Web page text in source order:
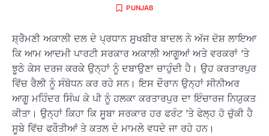
PUNJAB
ਸ਼੍ਰੋੋਮਣੀ ਅਕਾਲੀ ਦਲ ਦੇ ਪ੍ਰਧਾਨ ਸੁੁਖਬੀਰ ਬਾਦਲ ਨੇ ਅੱਜ ਦੋਸ਼ ਲਾਇਆ
ਕਿ ਆਮ ਆਦਮੀ ਪਾਰਟੀ ਸਰਕਾਰ ਅਕਾਲੀ ਆਗੂਆਂ ਅਤੇ ਵਰਕਰਾਂ ’ਤੇ
ਝੂਠੇ ਕੇਸ ਦਰਜ ਕਰਕੇ ਉਨ੍ਹਾਂ ਨੂੰ ਦਬਾਉਣਾ ਚਾਹੁੰਦੀ ਹੈ। ਉਹ ਕਰਤਾਰਪੁਰ
ਵਿੱਚ ਰੈਲੀ ਨੂੰ ਸੰਬੋਧਨ ਕਰ ਰਹੇ ਸਨ। ਇਸ ਦੌਰਾਨ ਉਨ੍ਹਾਂ ਸੀਨੀਅਰ
ਆਗੂ ਮਹਿੰਦਰ ਸਿੰਘ ਕੇ ਪੀ ਨੂੰ ਹਲਕਾ ਕਰਤਾਰਪੁਰ ਦਾ ਇੰਚਾਰਜ ਨਿਯੁਕਤ
ਕੀਤਾ। ਉਨ੍ਹਾਂ ਕਿਹਾ ਕਿ ਸੂਬਾ ਸਰਕਾਰ ਹਰ ਫਰੰਟ ’ਤੇ ਫੇਲ੍ਹ ਹੋ ਚੁੱਕੀ ਹੈ
ਸੂਬੇ ਵਿੱਚ ਫਰੌਤੀਆਂ ਤੇ ਕਤਲ ਦੇ ਮਾਮਲੇ ਵਧਦੇ ਜਾ ਰਹੇ ਹਨ।